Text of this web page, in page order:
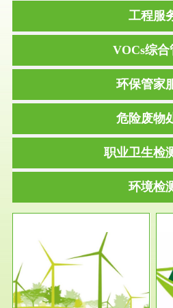
工程服
VOCs综合
环保管家
危险废物
职业卫生检
环境检
服务范围
环保竣工验收